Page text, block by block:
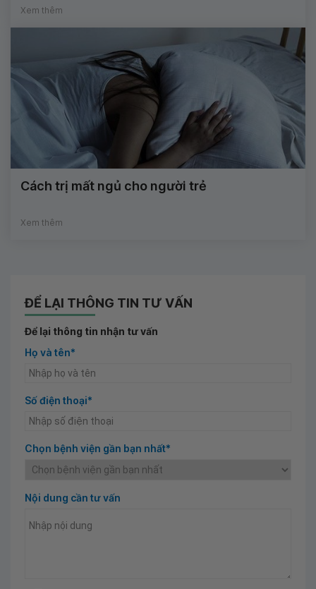
Xem thêm
Cách trị mất ngủ cho người trẻ
Xem thêm
ĐỂ LẠI THÔNG TIN TƯ VẤN
Để lại thông tin nhận tư vấn
Họ và tên*
Số điện thoại*
Chọn bệnh viện gần bạn nhất*
Nội dung cần tư vấn